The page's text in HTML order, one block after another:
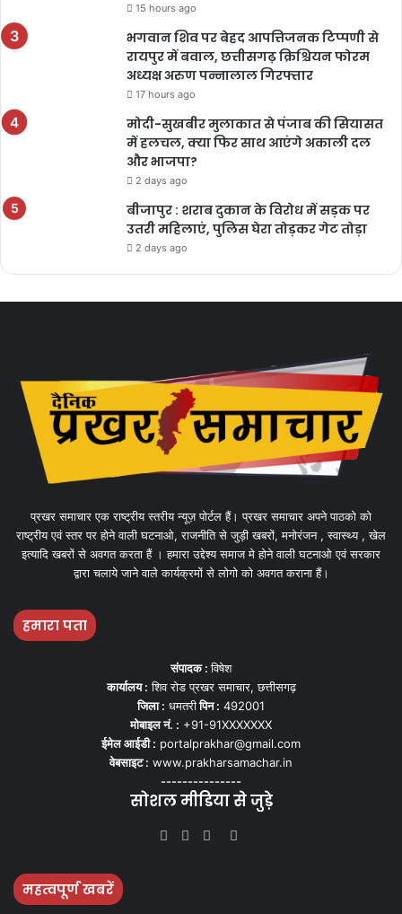
15 hours ago
भगवान शिव पर बेहद आपत्तिजनक टिप्पणी से
रायपुर में बवाल, छत्तीसगढ़ क्रिश्चियन फोरम
अध्यक्ष अरुण पन्नालाल गिरफ्तार
17 hours ago
मोदी-सुखबीर मुलाकात से पंजाब की सियासत
में हलचल, क्या फिर साथ आएंगे अकाली दल
और भाजपा?
2 days ago
बीजापुर : शराब दुकान के विरोध में सड़क पर
उतरी महिलाएं, पुलिस घेरा तोड़कर गेट तोड़ा
2 days ago
प्रखर समाचार एक राष्ट्रीय स्तरीय न्यूज़ पोर्टल हैं। प्रखर समाचार अपने पाठको को
राष्ट्रीय एवं स्तर पर होने वाली घटनाओ, राजनीति से जुड़ी खबरों, मनोरंजन , स्वास्थ्य , खेल
इत्यादि खबरों से अवगत करता हैं । हमारा उद्देश्य समाज मे होने वाली घटनाओ एवं सरकार
द्वारा चलाये जाने वाले कार्यक्रमों से लोगो को अवगत कराना हैं।
हमारा पता
संपादक :विषेश
कार्यालय : शिव रोड प्रखर समाचार, छत्तीसगढ़
जिला : धमतरीपिन : 492001
मोबाइल नं. : +91-91XXXXXXX
ईमेल आईडी : portalprakhar@gmail.com
वेबसाइट : www.prakharsamachar.in
---------------
सोशल मीडिया से जुड़े
Facebook
TwitterYouTube
महत्वपूर्ण खबरें